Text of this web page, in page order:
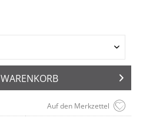
WARENKORB
Auf den Merkzettel